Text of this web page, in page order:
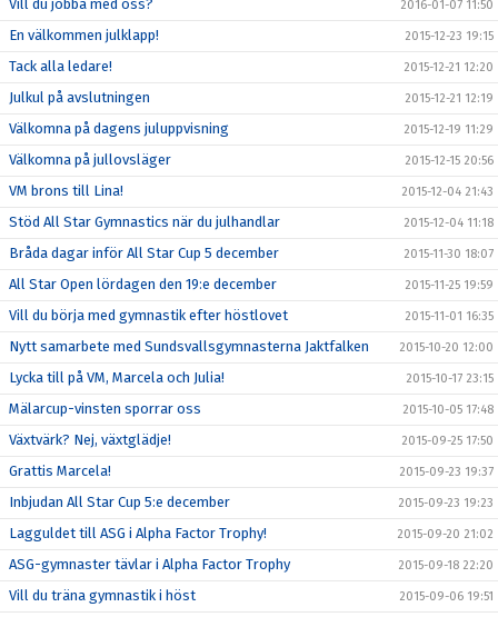
Vill du jobba med oss? 2016-01-07 11:50
En välkommen julklapp! 2015-12-23 19:15
Tack alla ledare! 2015-12-21 12:20
Julkul på avslutningen 2015-12-21 12:19
Välkomna på dagens juluppvisning 2015-12-19 11:29
Välkomna på jullovsläger 2015-12-15 20:56
VM brons till Lina! 2015-12-04 21:43
Stöd All Star Gymnastics när du julhandlar 2015-12-04 11:18
Bråda dagar inför All Star Cup 5 december 2015-11-30 18:07
All Star Open lördagen den 19:e december 2015-11-25 19:59
Vill du börja med gymnastik efter höstlovet 2015-11-01 16:35
Nytt samarbete med Sundsvallsgymnasterna Jaktfalken 2015-10-20 12:00
Lycka till på VM, Marcela och Julia! 2015-10-17 23:15
Mälarcup-vinsten sporrar oss 2015-10-05 17:48
Växtvärk? Nej, växtglädje! 2015-09-25 17:50
Grattis Marcela! 2015-09-23 19:37
Inbjudan All Star Cup 5:e december 2015-09-23 19:23
Lagguldet till ASG i Alpha Factor Trophy! 2015-09-20 21:02
ASG-gymnaster tävlar i Alpha Factor Trophy 2015-09-18 22:20
Vill du träna gymnastik i höst 2015-09-06 19:51